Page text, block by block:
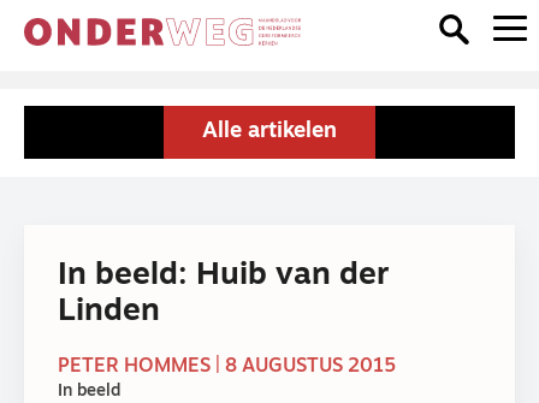
Alle artikelen
In beeld: Huib van der
Linden
PETER HOMMES | 8 AUGUSTUS 2015
In beeld